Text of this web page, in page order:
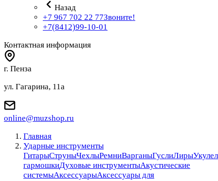
Назад
+7 967 702 22 77Звоните!
+7(8412)99-10-01
Контактная информация
г. Пенза
ул. Гагарина, 11а
online@muzshop.ru
Главная
Ударные инструменты
ГитарыСтруныЧехлыРемниВарганыГуслиЛиры
гармошкиДуховые инструментыАкустические
системыАксессуарыАксессуары для